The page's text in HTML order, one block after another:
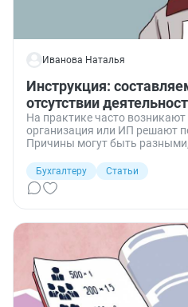
Иванова Наталья
Инструкция:
отсутствии
На практике часто возникают
организация или ИП решают
Причины могут быть разными,
могут заподозрить вас в
отчетности. Во избежание
пояснение в налоговую об
кого и как необходимо
Бухгалтеру
Статьи